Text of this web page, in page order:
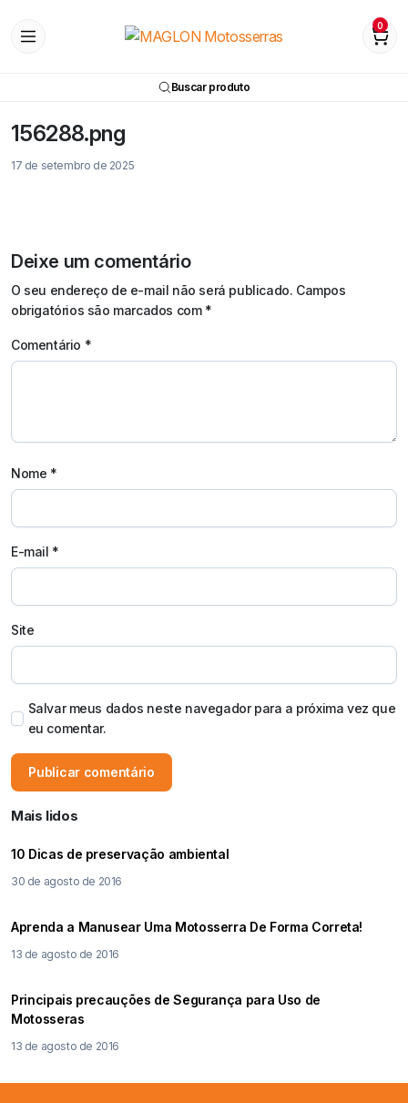
0
Buscar produto
156288.png
17 de setembro de 2025
Deixe um comentário
O seu endereço de e-mail não será publicado. Campos
obrigatórios são marcados com *
Comentário *
Nome *
E-mail *
Site
Salvar meus dados neste navegador para a próxima vez que
eu comentar.
Mais lidos
10 Dicas de preservação ambiental
30 de agosto de 2016
Aprenda a Manusear Uma Motosserra De Forma Correta!
13 de agosto de 2016
Principais precauções de Segurança para Uso de
Motosseras
13 de agosto de 2016